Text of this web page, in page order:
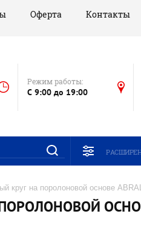
Оферта Контакты
Режим работы:
C 9:00 до 19:00
круг на поролоновой основе